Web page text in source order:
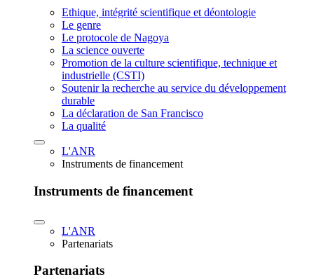
Ethique, intégrité scientifique et déontologie
Le genre
Le protocole de Nagoya
La science ouverte
Promotion de la culture scientifique, technique et
industrielle (CSTI)
Soutenir la recherche au service du développement
durable
La déclaration de San Francisco
La qualité
L'ANR
Instruments de financement
Instruments de financement
L'ANR
Partenariats
Partenariats